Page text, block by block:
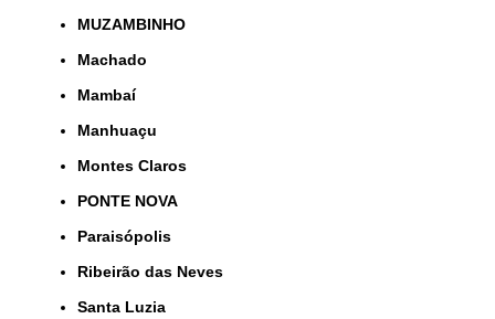
MUZAMBINHO
Machado
Mambaí
Manhuaçu
Montes Claros
PONTE NOVA
Paraisópolis
Ribeirão das Neves
Santa Luzia